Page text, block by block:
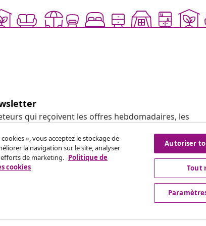
qui reçoivent les offres hebdomadaires, les
de vidaXL.
», vous acceptez le stockage de
la navigation sur le site, analyser
de marketing. Politique de
cookies
Autoriser
Tout